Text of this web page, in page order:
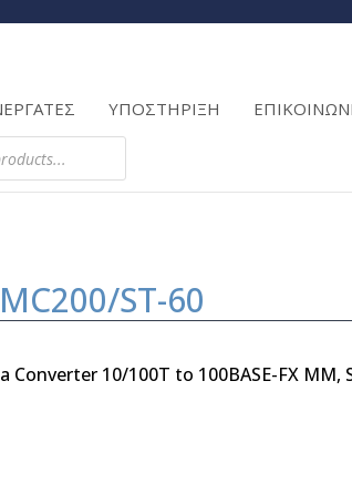
ΥΠΟΣΤΗΡΙΞΗ
ST-60
Converter 10/100T to 100BASE-FX MM,